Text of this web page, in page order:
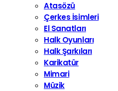
Atasözü
Çerkes İsimleri
El Sanatları
Halk Oyunları
Halk Şarkıları
Karikatür
Mimari
Müzik